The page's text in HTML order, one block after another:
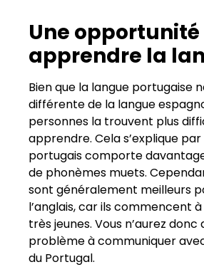
Une
apprendre la
Bien que la langue portugaise
différente de la langue
personnes la trouvent plus
apprendre. Cela s’explique
portugais comporte
de phonèmes muets.
sont généralement meilleurs
l’anglais, car ils commencent
très jeunes. Vous n’aurez donc
problème à communiquer
du Portugal.